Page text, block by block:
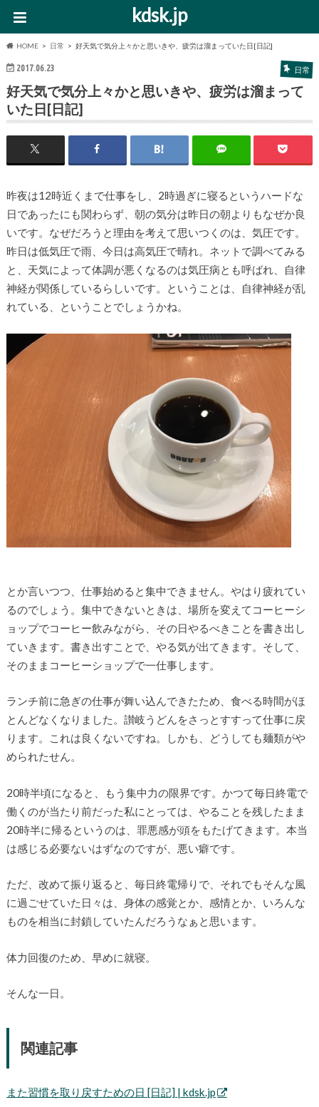
kdsk.jp
HOME 日常 好天気で気分上々かと思いきや、疲労は溜まっていた日[日記]
2017.06.23 日常
好天気で気分上々かと思いきや、疲労は溜まって
いた日[日記]
昨夜は12時近くまで仕事をし、2時過ぎに寝るというハードな
日であったにも関わらず、朝の気分は昨日の朝よりもなぜか良
いです。なぜだろうと理由を考えて思いつくのは、気圧です。
昨日は低気圧で雨、今日は高気圧で晴れ。ネットで調べてみる
と、天気によって体調が悪くなるのは気圧病とも呼ばれ、自律
神経が関係しているらしいです。ということは、自律神経が乱
れている、ということでしょうかね。
とか言いつつ、仕事始めると集中できません。やはり疲れてい
るのでしょう。集中できないときは、場所を変えてコーヒーシ
ョップでコーヒー飲みながら、その日やるべきことを書き出し
ていきます。書き出すことで、やる気が出てきます。そして、
そのままコーヒーショップで一仕事します。
ランチ前に急ぎの仕事が舞い込んできたため、食べる時間がほ
とんどなくなりました。讃岐うどんをさっとすすって仕事に戻
ります。これは良くないですね。しかも、どうしても麺類がや
められたせん。
20時半頃になると、もう集中力の限界です。かつて毎日終電で
働くのが当たり前だった私にとっては、やることを残したまま
20時半に帰るというのは、罪悪感が頭をもたげてきます。本当
は感じる必要ないはずなのですが、悪い癖です。
ただ、改めて振り返ると、毎日終電帰りで、それでもそんな風
に過ごせていた日々は、身体の感覚とか、感情とか、いろんな
ものを相当に封鎖していたんだろうなぁと思います。
体力回復のため、早めに就寝。
そんな一日。
関連記事
また習慣を取り戻すための日 [日記] | kdsk.jp